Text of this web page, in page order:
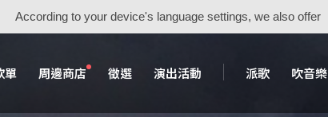
According to your device's language settings, we also offer
單 周邊商店 徵選 演出活動 派歌 吹音樂